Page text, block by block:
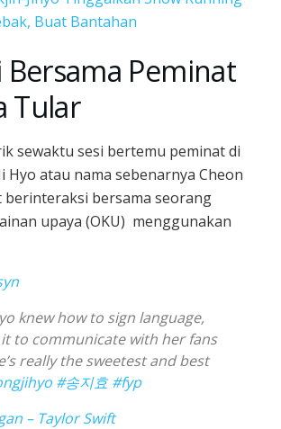
Buat Bantahan
Peminat
Tular
sewaktu sesi bertemu peminat di
Hyo atau nama sebenarnya Cheon
berinteraksi bersama seorang
upaya (OKU) menggunakan
knew how to sign language,
to communicate with her fans
really the sweetest and best
#송지효 #fyp
– Taylor Swift